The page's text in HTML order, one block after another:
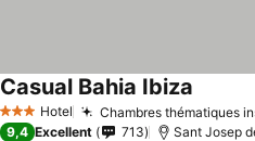
3 ÉtoilesHotel Chambres thématiques
Casual Bahia Ibiza
9,4 Excellent 713 Sant Josep